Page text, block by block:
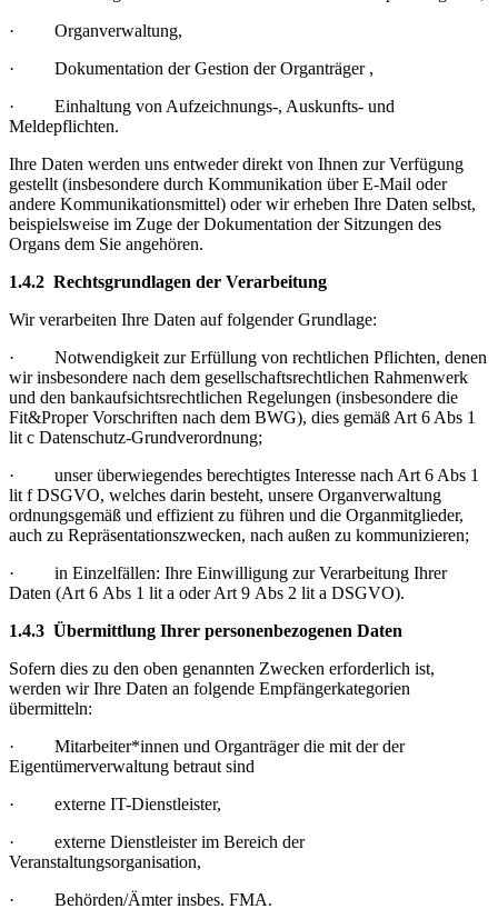
· Organverwaltung,
· Dokumentation der Gestion der Organträger ,
· Einhaltung von Aufzeichnungs-, Auskunfts- und
Meldepflichten.
Ihre Daten werden uns entweder direkt von Ihnen zur Verfügung
gestellt (insbesondere durch Kommunikation über E-Mail oder
andere Kommunikationsmittel) oder wir erheben Ihre Daten selbst,
beispielsweise im Zuge der Dokumentation der Sitzungen des
Organs dem Sie angehören.
1.4.2 Rechtsgrundlagen der Verarbeitung
Wir verarbeiten Ihre Daten auf folgender Grundlage:
· Notwendigkeit zur Erfüllung von rechtlichen Pflichten, denen
wir insbesondere nach dem gesellschaftsrechtlichen Rahmenwerk
und den bankaufsichtsrechtlichen Regelungen (insbesondere die
Fit&Proper Vorschriften nach dem BWG), dies gemäß Art 6 Abs 1
lit c Datenschutz-Grundverordnung;
· unser überwiegendes berechtigtes Interesse nach Art 6 Abs 1
lit f DSGVO, welches darin besteht, unsere Organverwaltung
ordnungsgemäß und effizient zu führen und die Organmitglieder,
auch zu Repräsentationszwecken, nach außen zu kommunizieren;
· in Einzelfällen: Ihre Einwilligung zur Verarbeitung Ihrer
Daten (Art 6 Abs 1 lit a oder Art 9 Abs 2 lit a DSGVO).
1.4.3 Übermittlung Ihrer personenbezogenen Daten
Sofern dies zu den oben genannten Zwecken erforderlich ist,
werden wir Ihre Daten an folgende Empfängerkategorien
übermitteln:
· Mitarbeiter*innen und Organträger die mit der der
Eigentümerverwaltung betraut sind
· externe IT-Dienstleister,
· externe Dienstleister im Bereich der
Veranstaltungsorganisation,
· Behörden/Ämter insbes. FMA.